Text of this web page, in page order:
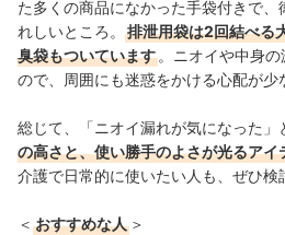
た多くの商品になかった手袋付きで、
れしいところ。
排泄用袋は2回結べる
臭袋もついています 。ニオイや中身
ので、周囲にも迷惑をかける心配が少
総じて、「ニオイ漏れが気になった」
の高さと、使い勝手のよさが光るアイ
介護で日常的に使いたい人も、ぜひ検
＜ おすすめな人 ＞